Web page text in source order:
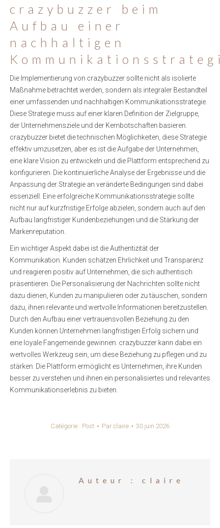
crazybuzzer beim
Aufbau einer
nachhaltigen
Die Implementierung von crazybuzzer sollte nicht als isolierte
Maßnahme betrachtet werden, sondern als integraler Bestandteil
einer umfassenden und nachhaltigen Kommunikationsstrategie.
Diese Strategie muss auf einer klaren Definition der Zielgruppe,
der Unternehmensziele und der Kernbotschaften basieren.
crazybuzzer bietet die technischen Möglichkeiten, diese Strategie
effektiv umzusetzen, aber es ist die Aufgabe der Unternehmen,
eine klare Vision zu entwickeln und die Plattform entsprechend zu
konfigurieren. Die kontinuierliche Analyse der Ergebnisse und die
Anpassung der Strategie an veränderte Bedingungen sind dabei
essenziell. Eine erfolgreiche Kommunikationsstrategie sollte
nicht nur auf kurzfristige Erfolge abzielen, sondern auch auf den
Aufbau langfristiger Kundenbeziehungen und die Stärkung der
Markenreputation.
Ein wichtiger Aspekt dabei ist die Authentizität der
Kommunikation. Kunden schätzen Ehrlichkeit und Transparenz
und reagieren positiv auf Unternehmen, die sich authentisch
präsentieren. Die Personalisierung der Nachrichten sollte nicht
dazu dienen, Kunden zu manipulieren oder zu täuschen, sondern
dazu, ihnen relevante und wertvolle Informationen bereitzustellen.
Durch den Aufbau einer vertrauensvollen Beziehung zu den
Kunden können Unternehmen langfristigen Erfolg sichern und
eine loyale Fangemeinde gewinnen. crazybuzzer kann dabei ein
wertvolles Werkzeug sein, um diese Beziehung zu pflegen und zu
stärken. Die Plattform ermöglicht es Unternehmen, ihre Kunden
besser zu verstehen und ihnen ein personalisiertes und relevantes
Kommunikationserlebnis zu bieten.
Catégorie : Post Par claire 30 juin 2026
Auteur : claire